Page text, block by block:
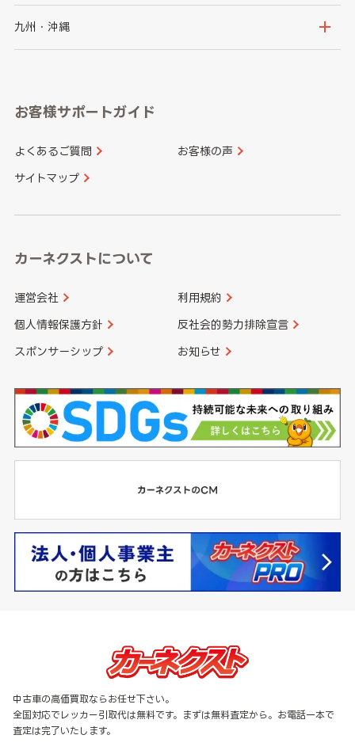
山梨県
愛知県
京都府
和歌山県
鳥取県
山口県
香川県 愛媛県
九州・沖縄
長崎県
大分県 宮崎県
お客様サポートガイド
よくあるご質問 お客様の声
サイトマップ
カーネクストについて
運営会社 利用規約
個人情報保護方針 反社会的勢力排除宣言
スポンサーシップ お知らせ
中古車の高価買取ならお任せ下さい。
全国対応でレッカー引取代は無料です。まずは無料査定から。お電話一本で
査定は完了いたします。